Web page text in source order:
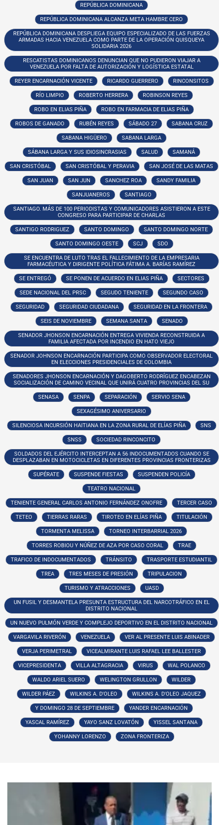
REPÚBLICA DOMINICANA
REPÚBLICA DOMINICANA ALCANZA META HAMBRE CERO
REPÚBLICA DOMINICANA DESPLIEGA EQUIPO ESPECIALIZADO DE LAS FUERZAS
ARMADAS HACIA VENEZUELA COMO PARTE DE LA OPERACIÓN QUISQUEYA
SOLIDARIA 2026
RESCATISTAS DOMINICANOS DENUNCIAN QUE NO PUDIERON VIAJAR A
VENEZUELA POR FALTA DE AUTORIZACIÓN Y LOGÍSTICA ESTATAL
REYER ENCARNACIÓN VICENTE RICARDO GUERRERO RINCONSITOS
RÍO LIMPIO ROBERTO HERRERA ROBINSON REYES
ROBO EN ELIAS PIÑA ROBO EN FARMACIA DE ELIAS PIÑA
ROBOS DE GANADO RUBÉN REYES SÁBADO 27 SABANA CRUZ
SABANA HIGÜERO SABANA LARGA
SÁBANA LARGA Y SUS IDIOSINCRASIAS SALUD SAMANÁ
SAN CRISTÓBAL SAN CRISTÓBAL Y PERAVIA SAN JOSÉ DE LAS MATAS
SAN JUAN SAN JUN SANCHEZ ROA SANDY FAMILIA
SANJUANEROS SANTIAGO
SANTIAGO. MÁS DE 100 PERIODISTAS Y COMUNICADORES ASISTIERON A ESTE
CONGRESO PARA PARTICIPAR DE CHARLAS
SANTIGO RODRIGUEZ SANTO DOMINGO SANTO DOMINGO NORTE
SANTO DOMINGO OESTE SCJ SDO
SE ENCUENTRA DE LUTO TRAS EL FALLECIMIENTO DE LA EMPRESARIA
FARMACÉUTICA Y DIRIGENTE POLÍTICA FÁTIMA A. BARÍAS RAMÍREZ
SE ENTREGÓ SE PONEN DE ACUERDO EN ELIAS PIÑA SECTORES
SEDE NACIONAL DEL PRSC SEGUDO TENIENTE SEGUNDO CASO
SEGURIDAD SEGURIDAD CIUDADANA SEGURIDAD EN LA FRONTERA
SEIS DE NOVIEMBRE SEMANA SANTA SENADO
SENADOR JHONSON ENCARNACIÓN ENTREGA VIVIENDA RECONSTRUIDA A
FAMILIA AFECTADA POR INCENDIO EN HATO VIEJO
SENADOR JOHNSON ENCARNACIÓN PARTICIPA COMO OBSERVADOR ELECTORAL
EN ELECCIONES PRESIDENCIALES DE COLOMBIA
SENADORES JHONSON ENCARNACIÓN Y DAGOBERTO RODRÍGUEZ ENCABEZAN
SOCIALIZACIÓN DE CAMINO VECINAL QUE UNIRÁ CUATRO PROVINCIAS DEL SU
SENASA SENPA SEPARACIÓN SERVIO SENA
SEXAGÉSIMO ANIVERSARIO
SILENCIOSA INCURSIÓN HAITIANA EN LA ZONA RURAL DE ELÍAS PIÑA SNS
SNSS SOCIEDAD RINCONCITO
SOLDADOS DEL EJÉRCITO INTERCEPTAN A 56 INDOCUMENTADOS CUANDO SE
DESPLAZABAN EN MOTOCICLETAS EN DIFERENTES PROVINCIAS FRONTERIZAS
SUPÉRATE SUSPENDE FIESTAS SUSPENDEN POLICÍA
TEATRO NACIONAL
TENIENTE GENERAL CARLOS ANTONIO FERNÁNDEZ ONOFRE TERCER CASO
TETEO TIERRAS RARAS TIROTEO EN ELÍAS PIÑA TITULACIÓN
TORMENTA MELISSA TORNEO INTERBARRIAL 2026
TORRES ROBIOU Y NÚÑEZ DE AZA POR CASO CORAL TRAE
TRAFICO DE INDOCUMENTADOS TRÁNSITO TRASPORTE ESTUDIANTIL
TREA TRES MESES DE PRESIÓN TRIPULACION
TURISMO Y ATRACCIONES UASD
UN FUSIL Y DESMANTELA PRESUNTA ESTRUCTURA DEL NARCOTRÁFICO EN EL
DISTRITO NACIONAL
UN NUEVO PULMÓN VERDE Y COMPLEJO DEPORTIVO EN EL DISTRITO NACIONAL
VARGAVILA RIVERÓN VENEZUELA VER AL PRESENTE LUIS ABINADER
VERJA PERIMETRAL VICEALMIRANTE LUIS RAFAEL LEE BALLESTER
VICEPRESIDENTA VILLA ALTAGRACIA VIRUS WAL POLANCO
WALDO ARIEL SUERO WELINGTON GRULLON WILDER
WILDER PÁEZ WILKINS A. D'OLEO WILKINS A. D'OLEO JAQUEZ
Y DOMINGO 28 DE SEPTIEMBRE YANDER ENCARNACIÓN
YASCAL RAMÍREZ YAYO SANZ LOVATÓN YISSEL SANTANA
YOHANNY LORENZO ZONA FRONTERIZA